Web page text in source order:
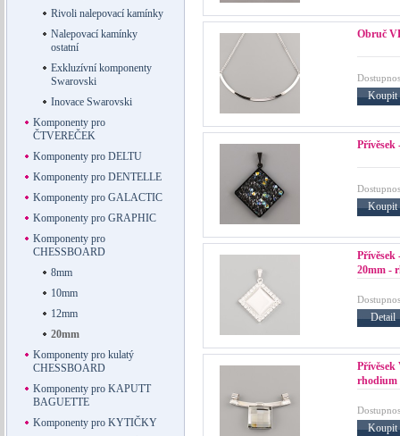
Rivoli nalepovací kamínky
Nalepovací kamínky
ostatní
Exkluzívní komponenty
Swarovski
Inovace Swarovski
Komponenty pro
ČTVEREČEK
Komponenty pro DELTU
Komponenty pro DENTELLE
Komponenty pro GALACTIC
Komponenty pro GRAPHIC
Komponenty pro
CHESSBOARD
8mm
10mm
12mm
20mm
Komponenty pro kulatý
CHESSBOARD
Komponenty pro KAPUTT
BAGUETTE
Komponenty pro KYTIČKY
Obruč
Koupit
Přívěsek
Koupit
Přívěsek
20mm -
Detail
Přívěsek
rhodium
Koupit